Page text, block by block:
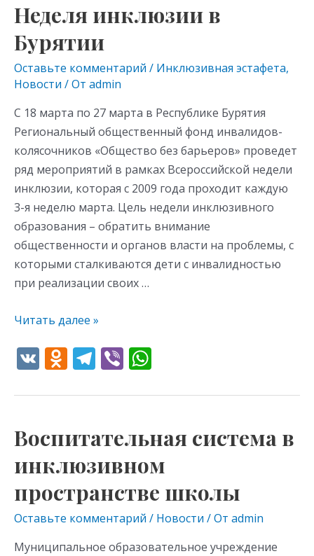
kl
as
s
ni
ki
a
m
A
p
Неделя инклюзии в
Бурятии
Оставьте комментарий / Инклюзивная эстафета,
Новости / От admin
С 18 марта по 27 марта в Республике Бурятия
Региональный общественный фонд инвалидов-
колясочников «Общество без барьеров» проведет
ряд мероприятий в рамках Всероссийской недели
инклюзии, которая с 2009 года проходит каждую
3-я неделю марта. Цель недели инклюзивного
образования – обратить внимание
общественности и органов власти на проблемы, с
которыми сталкиваются дети с инвалидностью
при реализации своих …
Неделя
инклюзии
в
Бурятии
Читать далее »
V O
n
kl
as
s
ni
ki
T
e
a
m
Vi
er at
A
p
p
Воспитательная система в
инклюзивном
пространстве школы
Оставьте комментарий / Новости / От admin
Муниципальное образовательное учреждение
Воспитательная
система
в
инклюзивном
пространстве
школы